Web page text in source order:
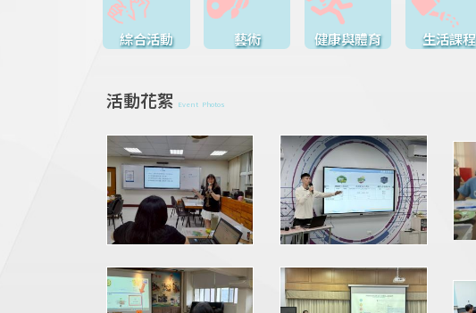
綜合活動 藝術 健康與體育 生活課程
活動花絮 Event Photos